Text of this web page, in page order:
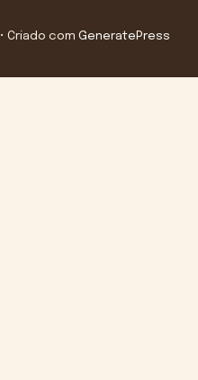
• Criado com GeneratePress